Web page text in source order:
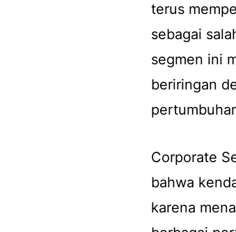
terus
sebagai
segmen ini
beriringan
Corporate
bahwa
karena